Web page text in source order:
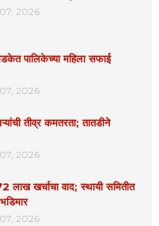
2026
पालिकेच्या महिला सफाई
2026
तीव्र कमतरता; तातडीने
2026
लाख खर्चाचा वाद; स्थायी समितीत
2026